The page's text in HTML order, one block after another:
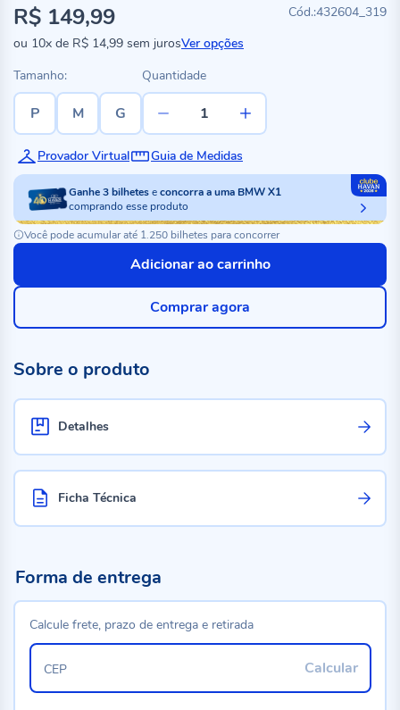
432604_319
R$ 149,99
ou 10x de R$ 14,99 sem jurosVer opções
Tamanho:
P M G
Quantidade
Provador Virtual Guia de Medidas
Ganhe3bilheteseconcorra a uma BMW X1
comprando esse produto
Você pode acumular até 1.250 bilhetes para concorrer
Adicionar ao carrinho
Comprar agora
Sobre o produto
Detalhes
Ficha Técnica
Forma de entrega
Calcule frete, prazo de entrega e retirada
Calcular
CEP